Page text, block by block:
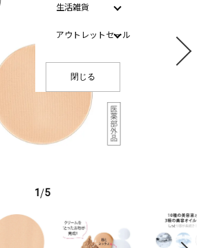
生活雑貨
アウトレットセール
閉じる
1/5